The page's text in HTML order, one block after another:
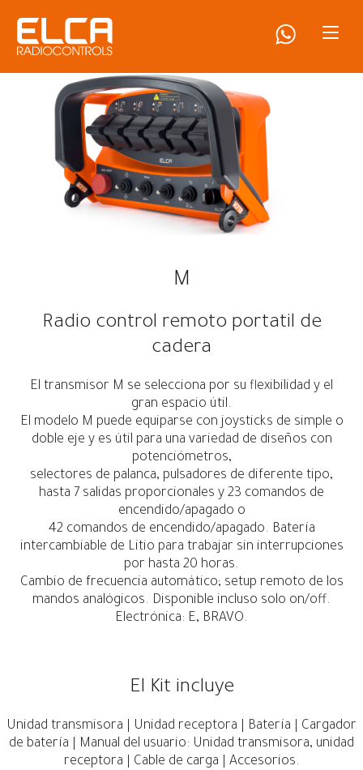
M
Radio control remoto portatil de
cadera
El transmisor M se selecciona por su flexibilidad y el
gran espacio útil.
El modelo M puede equiparse con joysticks de simple o
doble eje y es útil para una variedad de diseños con
potenciómetros,
selectores de palanca, pulsadores de diferente tipo,
hasta 7 salidas proporcionales y 23 comandos de
encendido/apagado o
42 comandos de encendido/apagado. Batería
intercambiable de Litio para trabajar sin interrupciones
por hasta 20 horas.
Cambio de frecuencia automático; setup remoto de los
mandos analógicos. Disponible incluso solo on/off.
Electrónica: E, BRAVO.
El Kit incluye
Unidad transmisora ​​| Unidad receptora | Batería | Cargador
de batería | Manual del usuario: Unidad transmisora, unidad
receptora | Cable de carga | Accesorios.